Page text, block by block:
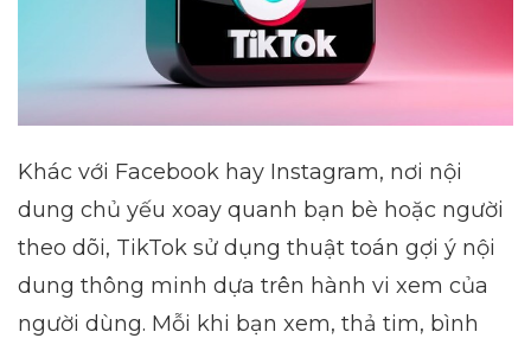
Khác với Facebook hay Instagram, nơi nội
dung chủ yếu xoay quanh bạn bè hoặc người
theo dõi, TikTok sử dụng thuật toán gợi ý nội
dung thông minh dựa trên hành vi xem của
người dùng. Mỗi khi bạn xem, thả tim, bình